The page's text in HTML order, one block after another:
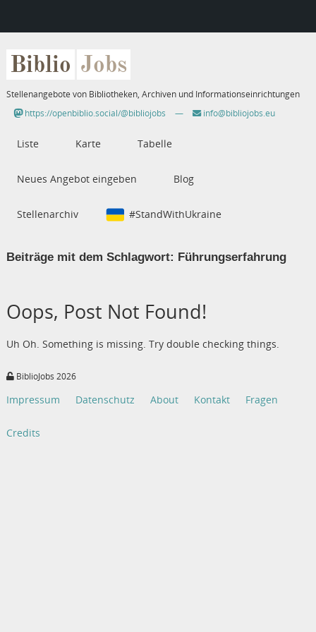
Biblio Jobs
Stellenangebote von Bibliotheken, Archiven und Informationseinrichtungen
https://openbiblio.social/@bibliojobs
— info@bibliojobs.eu
Liste Karte Tabelle
Neues Angebot eingeben Blog
Stellenarchiv #StandWithUkraine
Beiträge mit dem Schlagwort: Führungserfahrung
Oops, Post Not Found!
Uh Oh. Something is missing. Try double checking things.
BiblioJobs 2026
Impressum Datenschutz About Kontakt Fragen
Credits